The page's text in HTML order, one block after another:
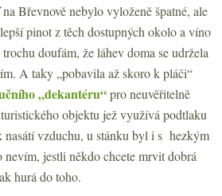
Břevnově nebylo vyloženě špatné, ale
pinot z těch dostupných okolo a víno
doufám, že láhev doma se udržela
A taky „pobavila až skoro k pláči“
„dekantéru“pro neuvěřitelně
objektu jež využívá podtlaku
nasátí vzduchu, u stánku byl i s hezkým
jestli někdo chcete mrvit dobrá
hurá do toho.